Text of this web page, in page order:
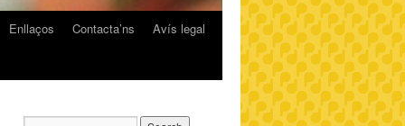
Enllaços Contacta’ns
Avís legal